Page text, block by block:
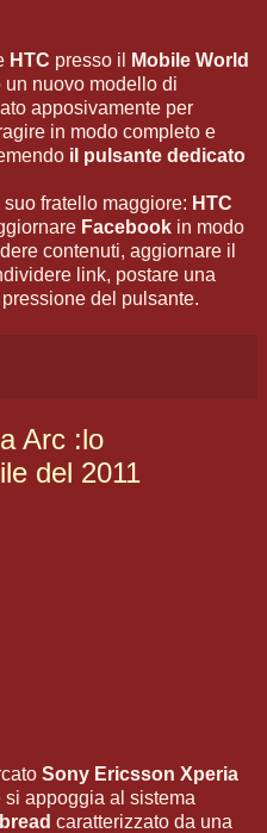
HTC presso il
Mobile World
un nuovo modello di
apposivamente per
in modo completo e
il pulsante dedicato
fratello maggiore: HTC
Facebook in modo
contenuti, aggiornare il
link, postare una
del pulsante.
Arc :lo
del 2011
Sony Ericsson Xperia
appoggia al sistema
caratterizzato da una